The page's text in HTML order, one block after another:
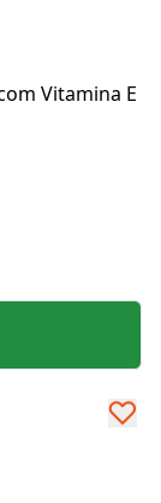
Vitamina E